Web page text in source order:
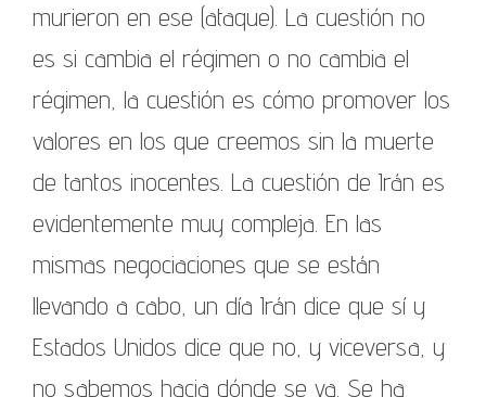
murieron en ese (ataque). La cuestión no
es si cambia el régimen o no cambia el
régimen, la cuestión es cómo promover los
valores en los que creemos sin la muerte
de tantos inocentes. La cuestión de Irán es
evidentemente muy compleja. En las
mismas negociaciones que se están
llevando a cabo, un día Irán dice que sí y
Estados Unidos dice que no, y viceversa, y
no sabemos hacia dónde se va. Se ha